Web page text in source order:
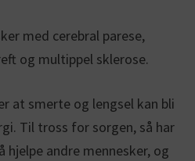
med cerebral parese,
og multippel sklerose.
at smerte og lengsel kan bli
Til tross for sorgen, så har
andre mennesker, og